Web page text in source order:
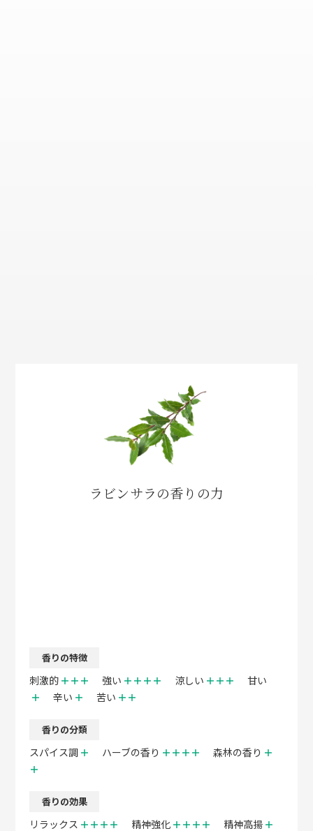
ラビンサラの香りの力
香りの特徴
刺激的 ＋＋＋ 強い ＋＋＋＋ 涼しい ＋＋＋
甘い
＋
辛い ＋ 苦い ＋＋
香りの分類
スパイス調 ＋ ハーブの香り ＋＋＋＋ 森林の香り ＋
＋
香りの効果
リラックス ＋＋＋＋ 精神強化 ＋＋＋＋ 精神高揚 ＋